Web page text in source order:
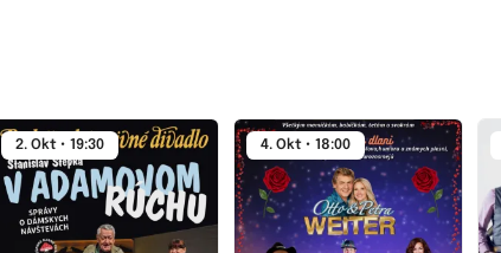
2. Okt • 19:30 4. Okt • 18:00